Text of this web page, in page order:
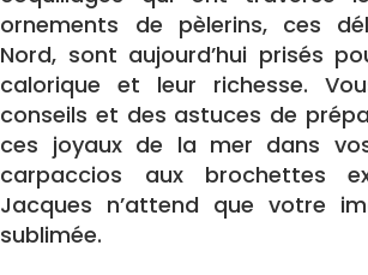
ornements de pèlerins, ces
Nord, sont aujourd’hui prisés
calorique et leur richesse.
conseils et des astuces de
ces joyaux de la mer dans
carpaccios aux brochettes
Jacques n’attend que votre
sublimée.